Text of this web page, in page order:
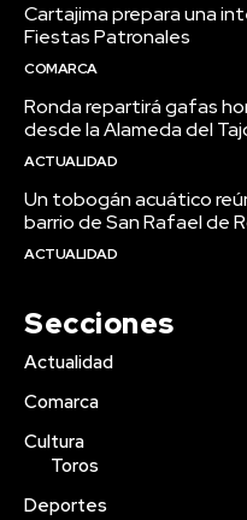
Cartajima prepara una
Fiestas Patronales
COMARCA
Ronda repartirá gafas
desde la Alameda del
ACTUALIDAD
Un tobogán acuático
barrio de San Rafael de
ACTUALIDAD
Secciones
Actualidad
Comarca
Cultura
Toros
Deportes